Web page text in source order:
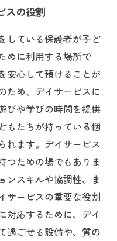
スの役割
している保護者が子ど
めに利用する場所で
安心して預けることが
ため、デイサービスに
びや学びの時間を提供
もたちが持っている個
れます。デイサービス
つための場でもありま
ンスキルや協調性、ま
サービスの重要な役割
対応するために、デイ
過ごせる設備や、質の